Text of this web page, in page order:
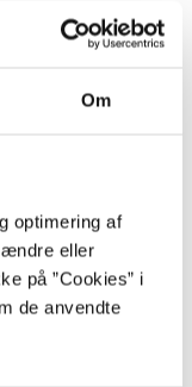
Om
optimering af
eller
på ”Cookies” i
de anvendte